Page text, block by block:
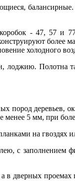
- 47, 57 и
более
холод­ного
лоджию. Полотна
пород деревьев,
5 мм, при
на гвоздях
с заполнением
дверных проемах